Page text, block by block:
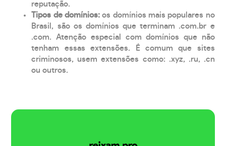
reputação.
Tipos de domínios:os domínios mais populares no
Brasil, são os domínios que terminam .com.br e
.com. Atenção especial com domínios que não
tenham essas extensões. É comum que sites
criminosos, usem extensões como: .xyz, .ru, .cn
ou outros.